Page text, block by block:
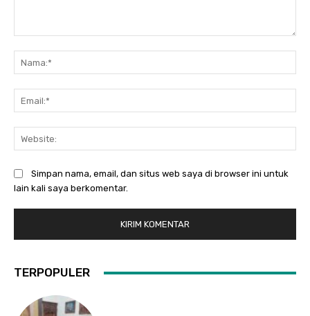
Simpan nama, email, dan situs web saya di browser ini untuk
lain kali saya berkomentar.
TERPOPULER